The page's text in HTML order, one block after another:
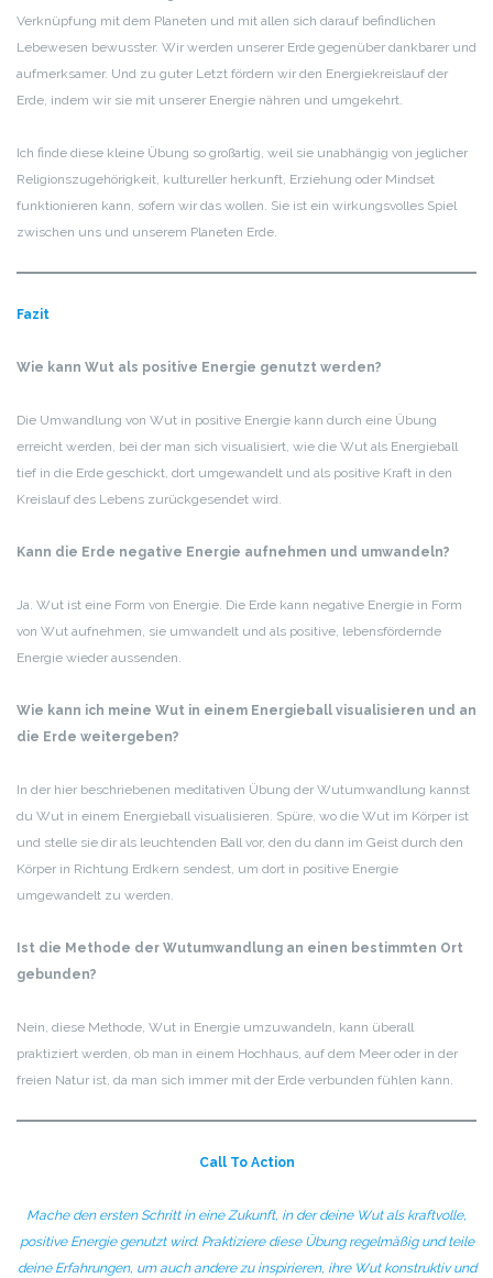
Verknüpfung mit dem Planeten und mit allen sich darauf befindlichen
Lebewesen bewusster. Wir werden unserer Erde gegenüber dankbarer und
aufmerksamer. Und zu guter Letzt fördern wir den Energiekreislauf der
Erde, indem wir sie mit unserer Energie nähren und umgekehrt.
Ich finde diese kleine Übung so großartig, weil sie unabhängig von jeglicher
Religionszugehörigkeit, kultureller herkunft, Erziehung oder Mindset
funktionieren kann, sofern wir das wollen. Sie ist ein wirkungsvolles Spiel
zwischen uns und unserem Planeten Erde.
Fazit
Wie kann Wut als positive Energie genutzt werden?
Die Umwandlung von Wut in positive Energie kann durch eine Übung
erreicht werden, bei der man sich visualisiert, wie die Wut als Energieball
tief in die Erde geschickt, dort umgewandelt und als positive Kraft in den
Kreislauf des Lebens zurückgesendet wird.
Kann die Erde negative Energie aufnehmen und umwandeln?
Ja. Wut ist eine Form von Energie. Die Erde kann negative Energie in Form
von Wut aufnehmen, sie umwandelt und als positive, lebensfördernde
Energie wieder aussenden.
Wie kann ich meine Wut in einem Energieball visualisieren und an
die Erde weitergeben?
In der hier beschriebenen meditativen Übung der Wutumwandlung kannst
du Wut in einem Energieball visualisieren. Spüre, wo die Wut im Körper ist
und stelle sie dir als leuchtenden Ball vor, den du dann im Geist durch den
Körper in Richtung Erdkern sendest, um dort in positive Energie
umgewandelt zu werden.
Ist die Methode der Wutumwandlung an einen bestimmten Ort
gebunden?
Nein, diese Methode, Wut in Energie umzuwandeln, kann überall
praktiziert werden, ob man in einem Hochhaus, auf dem Meer oder in der
freien Natur ist, da man sich immer mit der Erde verbunden fühlen kann.
Call To Action
Mache den ersten Schritt in eine Zukunft, in der deine Wut als kraftvolle,
positive Energie genutzt wird. Praktiziere diese Übung regelmäßig und teile
deine Erfahrungen, um auch andere zu inspirieren, ihre Wut konstruktiv und